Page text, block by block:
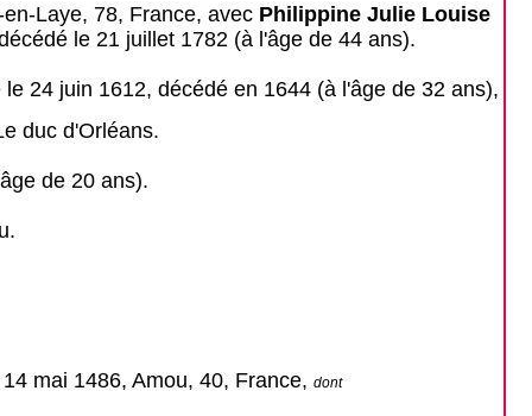
Laye, 78, France, avec Philippine Julie Louise
le 21 juillet 1782 (à l'âge de 44 ans).
le 24 juin 1612, décédé en 1644 (à l'âge de 32 ans),
duc d'Orléans.
de 20 ans).
mai 1486, Amou, 40, France, dont